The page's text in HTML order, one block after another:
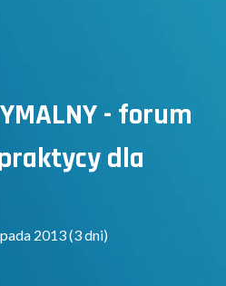
- forum
dla
2013 (3 dni)